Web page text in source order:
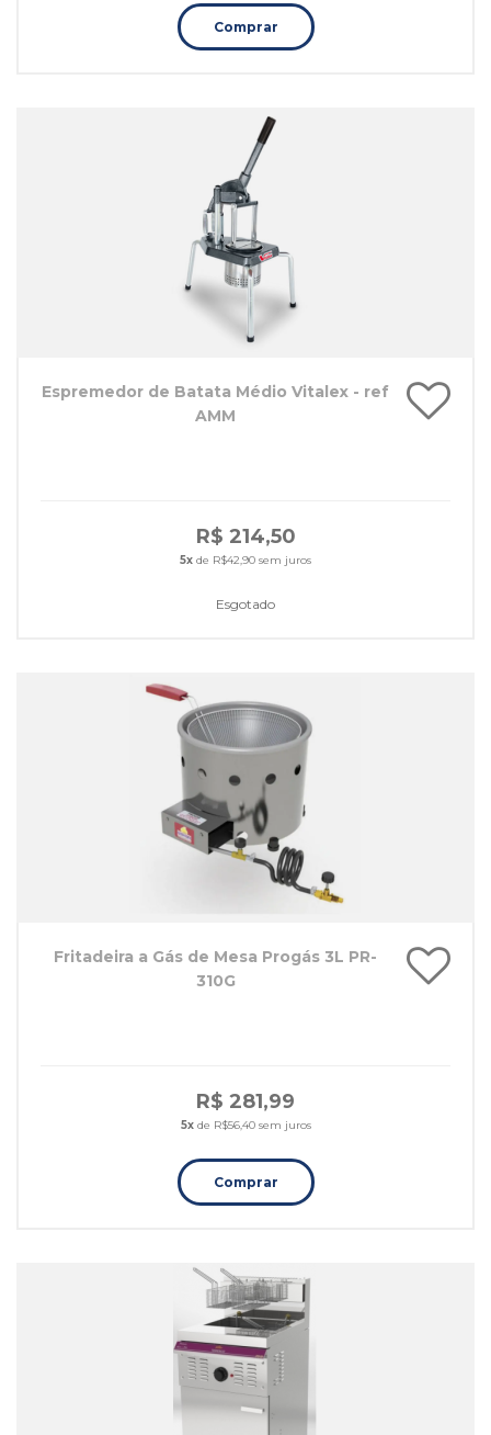
Comprar
Espremedor de Batata Médio Vitalex - ref
AMM
R$ 214,50
5x de R$42,90 sem juros
Esgotado
Fritadeira a Gás de Mesa Progás 3L PR-
310G
R$ 281,99
5xde R$56,40 sem juros
Comprar